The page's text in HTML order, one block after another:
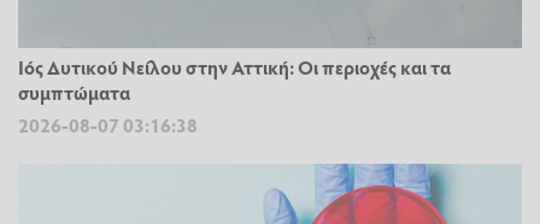
Ιός Δυτικού Νείλου στην Αττική: Οι περιοχές και τα
συμπτώματα
2026-08-07 03:16:38